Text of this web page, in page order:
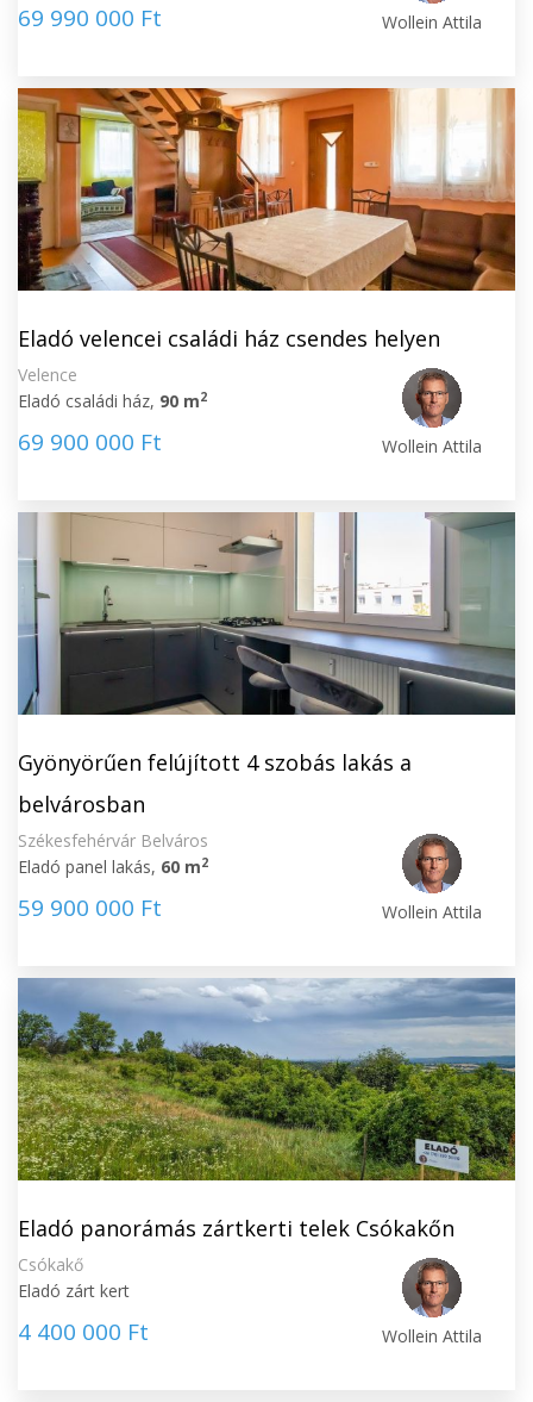
69 990 000 Ft Wollein Attila
Eladó velencei családi ház csendes helyen
Velence
Eladó családi ház, 90 m2
69 900 000 Ft Wollein Attila
Gyönyörűen felújított 4 szobás lakás a
belvárosban
Székesfehérvár Belváros
Eladó panel lakás, 60 m2
59 900 000 Ft Wollein Attila
Eladó panorámás zártkerti telek Csókakőn
Csókakő
Eladó zárt kert
4 400 000 Ft Wollein Attila